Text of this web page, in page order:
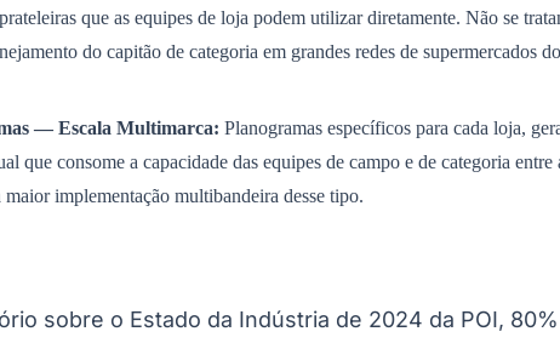
que as equipes de loja podem utilizar diretamente. Não se
do capitão de categoria em grandes redes de
— Escala Multimarca: Planogramas específicos para cada loja,
que consome a capacidade das equipes de campo e de categoria
maior implementação multibandeira desse tipo.
sobre o Estado da Indústria de 2024 da POI,